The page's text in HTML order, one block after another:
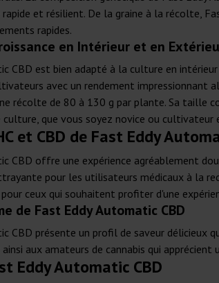
rapide et résilient. De la graine à la récolte,
rapides.
en Intérieur et en
CBD est bien adapté à la culture en
avec un rendement
récolte de 80 à 130 g par plante. Sa taille
culture, que vous soyez novice ou cultivateur
et CBD de Fast Eddy
CBD offre une expérience agréablement
pour les utilisateurs médicaux à la
pour ceux qui souhaitent profiter d'une
de Fast Eddy Automatic CBD
CBD présente un profil de saveur délicieux
aux amateurs de cannabis qui
Eddy Automatic CBD